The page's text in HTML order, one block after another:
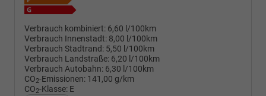
Verbrauch kombiniert: 6,60 l/100km
Verbrauch Innenstadt: 8,00 l/100km
Verbrauch Stadtrand: 5,50 l/100km
Verbrauch Landstraße: 6,20 l/100km
Verbrauch Autobahn: 6,30 l/100km
CO2-Emissionen: 141,00 g/km
CO2-Klasse: E